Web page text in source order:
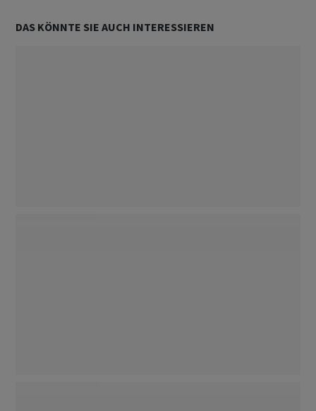
DAS KÖNNTE SIE AUCH INTERESSIEREN